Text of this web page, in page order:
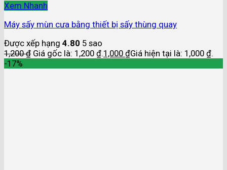
Xem Nhanh
Máy sấy mùn cưa bằng thiết bị sấy thùng quay
Được xếp hạng 4.80 5 sao
1,200₫ Giá gốc là: 1,200 ₫.1,000 ₫Giá hiện tại là: 1,000 ₫.
-17%